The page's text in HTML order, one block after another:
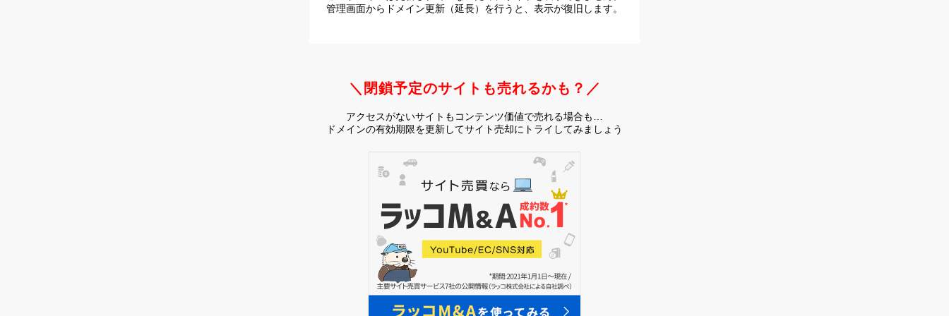
管理画面からドメイン更新（延長）を行うと、 表示が復旧します。
＼閉鎖予定のサイトも売れるかも？／
アクセスがないサイトもコンテンツ価値で売れる場合も…
ドメインの有効期限を更新してサイト売却にトライしてみましょう